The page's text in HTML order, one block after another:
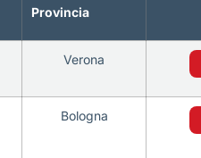
Provincia
Verona
Bologna